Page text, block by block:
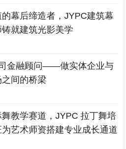
幕后缔造者，JYPC建筑幕
就建筑光影美学
金融顾问——做实体企业与
间的桥梁
教学赛道，JYPC 拉丁舞培
艺术师资搭建专业成长通道